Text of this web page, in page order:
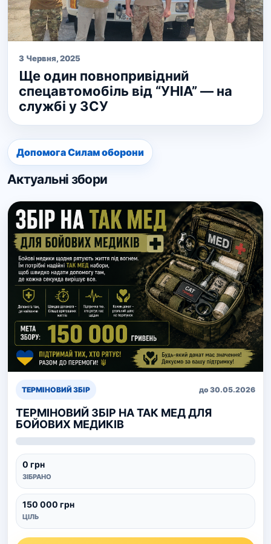
3 Червня, 2025
Ще один повнопривідний
спецавтомобіль від “УНІА” — на
службі у ЗСУ
Допомога Силам оборони
Актуальні збори
ТЕРМІНОВИЙ ЗБІР до 30.05.2026
ТЕРМІНОВИЙ ЗБІР НА ТАК МЕД ДЛЯ
БОЙОВИХ МЕДИКІВ
0 грн
ЗІБРАНО
150 000 грн
ЦІЛЬ